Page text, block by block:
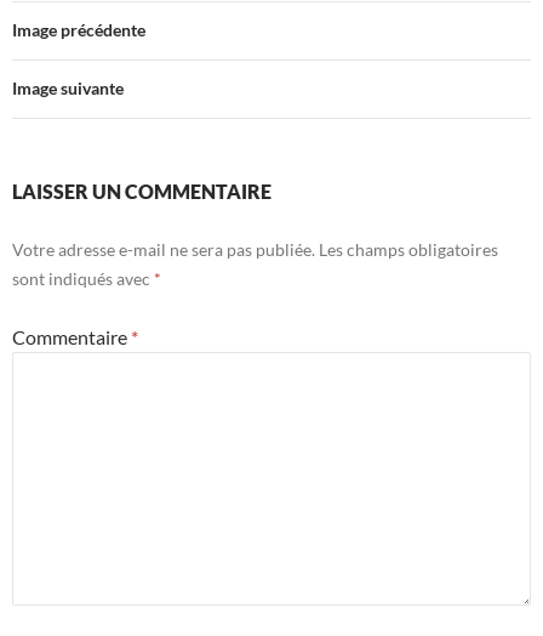
Image précédente
Image suivante
LAISSER UN COMMENTAIRE
Votre adresse e-mail ne sera pas publiée. Les champs obligatoires
sont indiqués avec *
Commentaire *